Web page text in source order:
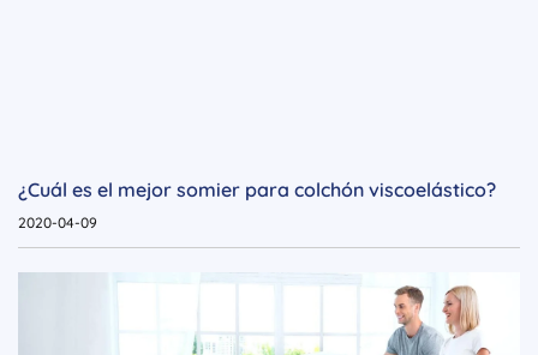
¿Cuál es el mejor somier para colchón viscoelástico?
2020-04-09